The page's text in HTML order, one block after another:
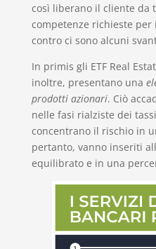
così liberano il cliente da
competenze richieste per
contro ci sono alcuni
In primis gli ETF Real
inoltre, presentano una
prodotti azionari. Ciò
nelle fasi rialziste dei
concentrano il rischio in
pertanto, vanno inseriti
equilibrato e in una